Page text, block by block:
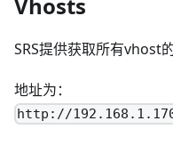
SRS提供获取所有vhost的
地址为：
http://